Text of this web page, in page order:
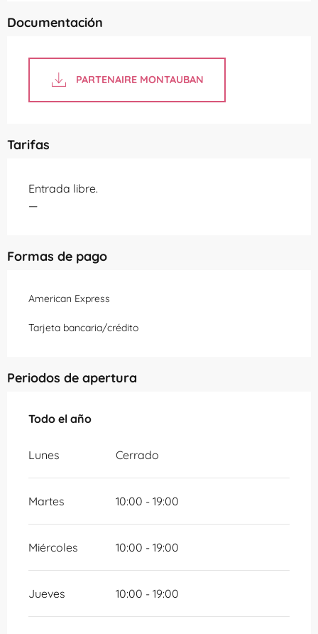
Documentación
PARTENAIRE MONTAUBAN
Tarifas
Entrada libre.
—
Formas de pago
American Express
Tarjeta bancaria/crédito
Periodos de apertura
Todo el año
Todo el año
Lunes Cerrado
Martes 10:00 - 19:00
Miércoles 10:00 - 19:00
Jueves 10:00 - 19:00